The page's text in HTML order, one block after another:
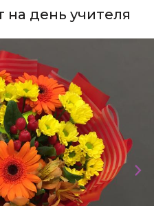
на день учителя